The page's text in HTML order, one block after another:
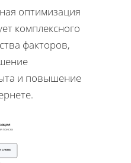
оптимизация
комплексного
факторов,
и повышение
слова
поиска